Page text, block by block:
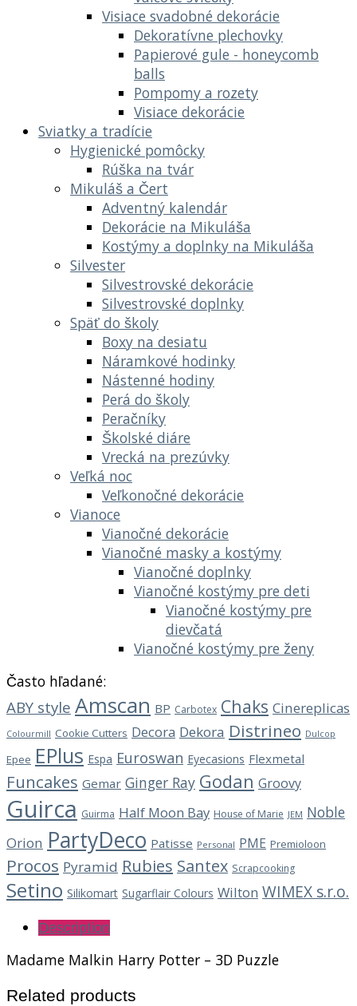
Visiace svadobné dekorácie
Dekoratívne plechovky
Papierové gule - honeycomb
balls
Pompomy a rozety
Visiace dekorácie
Sviatky a tradície
Hygienické pomôcky
Rúška na tvár
Mikuláš a Čert
Adventný kalendár
Dekorácie na Mikuláša
Kostýmy a doplnky na Mikuláša
Silvester
Silvestrovské dekorácie
Silvestrovské doplnky
Späť do školy
Boxy na desiatu
Náramkové hodinky
Nástenné hodiny
Perá do školy
Peračníky
Školské diáre
Vrecká na prezúvky
Veľká noc
Veľkonočné dekorácie
Vianoce
Vianočné dekorácie
Vianočné masky a kostýmy
Vianočné doplnky
Vianočné kostýmy pre deti
Vianočné kostýmy pre
dievčatá
Vianočné kostýmy pre ženy
Často hľadané:
ABY style Amscan BP Carbotex Chaks Cinereplicas
Colourmill Cookie Cutters Decora Dekora Distrineo Dulcop
Epee EPlus Espa Euroswan Eyecasions Flexmetal
Funcakes Gemar Ginger Ray Godan Groovy
Guirca Guirma Half Moon Bay House of Marie JEM Noble
Orion PartyDeco Patisse Personal PME Premioloon
Procos Pyramid Rubies Santex Scrapcooking
Setino Silikomart Sugarflair Colours Wilton WIMEX s.r.o.
Description
Madame Malkin Harry Potter – 3D Puzzle
Related products